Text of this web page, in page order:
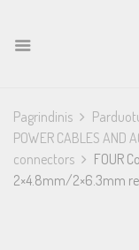
Pagrindinis
POWER CABLES AND
connectors
FOUR
2×4.8mm/2×6.3mm